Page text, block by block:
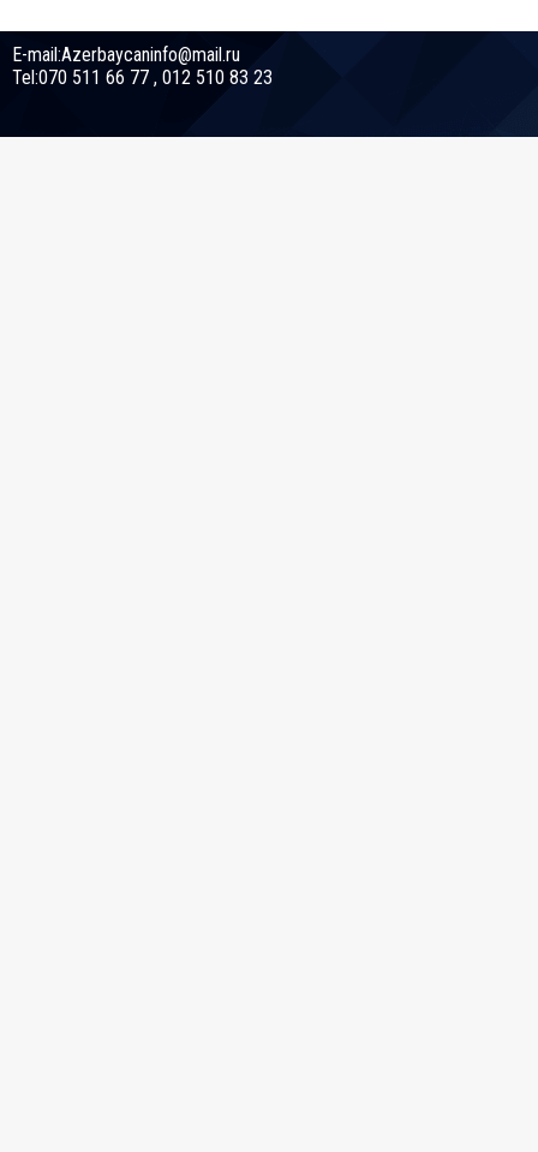
E-mail:Azerbaycaninfo@mail.ru
Tel:070 511 66 77 , 012 510 83 23